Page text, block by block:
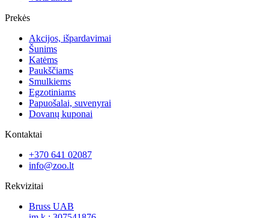
Prekės
Akcijos, išpardavimai
Šunims
Katėms
Paukščiams
Smulkiems
Egzotiniams
Papuošalai, suvenyrai
Dovanų kuponai
Kontaktai
+370 641 02087
info@zoo.lt
Rekvizitai
Bruss UAB